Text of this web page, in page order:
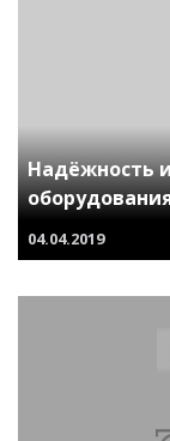
Надёжность
04.04.2019